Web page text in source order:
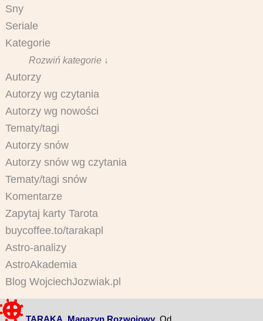
Sny
Seriale
Kategorie
Rozwiń kategorie ↓
Autorzy
Autorzy wg czytania
Autorzy wg nowości
Tematy/tagi
Autorzy snów
Autorzy snów wg czytania
Tematy/tagi snów
Komentarze
Zapytaj karty Tarota
buycoffee.to/tarakapl
Astro-analizy
AstroAkademia
Blog WojciechJozwiak.pl
TARAKA. Magazyn Rozwojowy . Od